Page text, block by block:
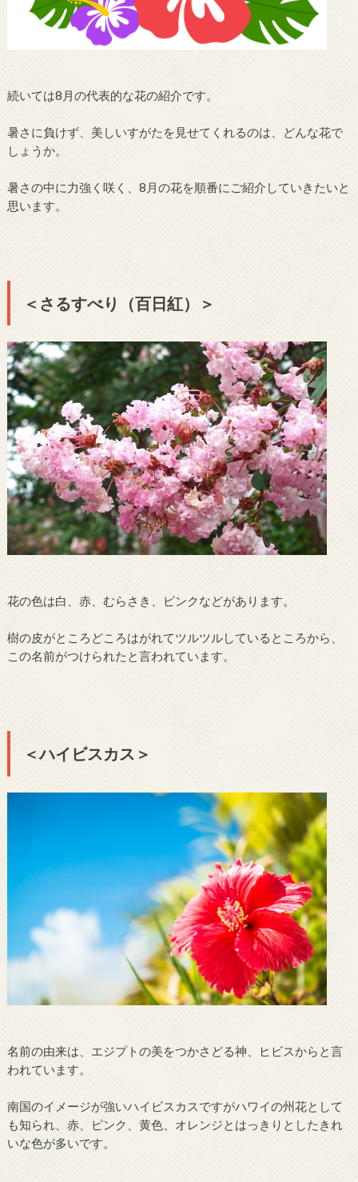
続いては8月の代表的な花の紹介です。
暑さに負けず、美しいすがたを見せてくれるのは、どんな花で
しょうか。
暑さの中に力強く咲く、8月の花を順番にご紹介していきたいと
思います。
＜さるすべり（百日紅）＞
花の色は白、赤、むらさき、ピンクなどがあります。
樹の皮がところどころはがれてツルツルしているところから、
この名前がつけられたと言われています。
＜ハイビスカス＞
名前の由来は、エジプトの美をつかさどる神、ヒビスからと言
われています。
南国のイメージが強いハイビスカスですがハワイの州花として
も知られ、赤、ピンク、黄色、オレンジとはっきりとしたきれ
いな色が多いです。